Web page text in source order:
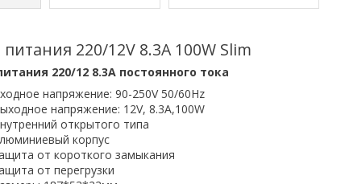
питания 220/12V 8.3A 100W Slim
220/12 8.3A постоянного тока
напряжение: 90-250V 50/60Hz
напряжение: 12V, 8.3А,100W
открытого типа
корпус
от короткого замыкания
от перегрузки